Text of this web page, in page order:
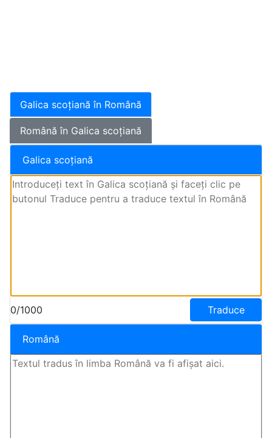
Galica scoțiană în Română
Română în Galica scoțiană
Galica scoțiană
0/1000 Traduce
Română